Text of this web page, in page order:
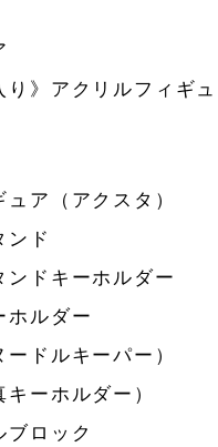
り》アクリルフィギュ
ア（アクスタ）
ンド
ンドキーホルダー
ホルダー
ドルキーパー）
ーホルダー）
ブロック